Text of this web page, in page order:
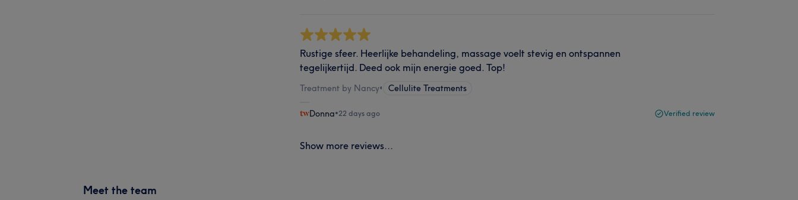
Rustige sfeer. Heerlijke behandeling, massage voelt stevig en ontspannen
tegelijkertijd. Deed ook mijn energie goed. Top!
Treatment by Nancy• Cellulite Treatments
Donna•22 days ago Verified review
Show more reviews...
Meet the team